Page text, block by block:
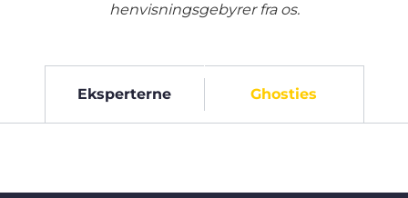
henvisningsgebyrer fra os.
Eksperterne Ghosties